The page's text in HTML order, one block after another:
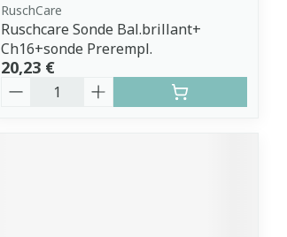
RuschCare
Ruschcare Sonde Bal.brillant+
Ch16+sonde Prerempl.
20,23 €
Quantité